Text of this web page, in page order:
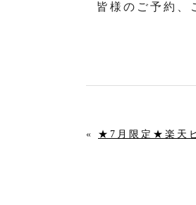
皆様のご予約、
« ★7月限定★楽天